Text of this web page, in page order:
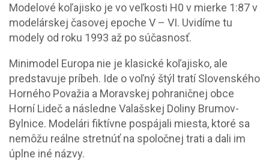
Modelové koľajisko je vo veľkosti H0 v mierke 1:87 v
modelárskej časovej epoche V – VI. Uvidíme tu
modely od roku 1993 až po súčasnosť.
Minimodel Europa nie je klasické koľajisko, ale
predstavuje príbeh. Ide o voľný štýl tratí Slovenského
Horného Považia a Moravskej pohraničnej obce
Horní Lideč a následne Valašskej Doliny Brumov-
Bylnice. Modelári fiktívne pospájali miesta, ktoré sa
nemôžu reálne stretnúť na spoločnej trati a dali im
úplne iné názvy.